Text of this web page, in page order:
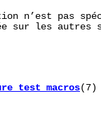
n’est pas
sur les autres
(7)